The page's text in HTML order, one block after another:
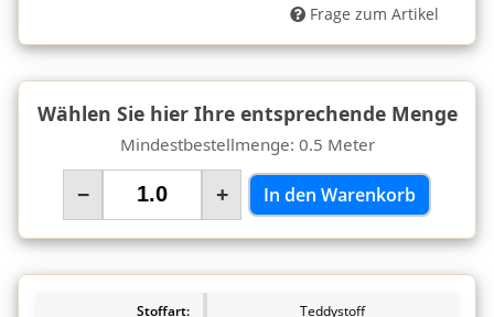
Frage zum Artikel
Wählen Sie hier Ihre entsprechende Menge
Mindestbestellmenge: 0.5 Meter
− + In den Warenkorb
Stoffart:
Teddystoff